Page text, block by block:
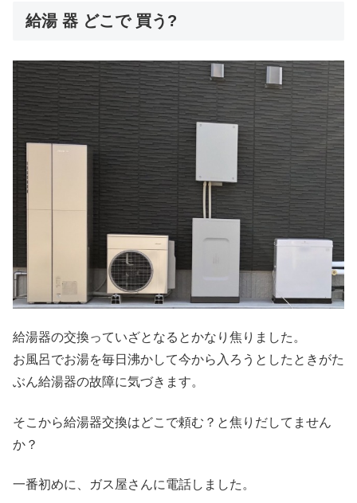
給湯 器 どこで 買う?
給湯器の交換っていざとなるとかなり焦りました。
お風呂でお湯を毎日沸かして今から入ろうとしたときがた
ぶん給湯器の故障に気づきます。
そこから給湯器交換はどこで頼む？と焦りだしてません
か？
一番初めに、ガス屋さんに電話しました。